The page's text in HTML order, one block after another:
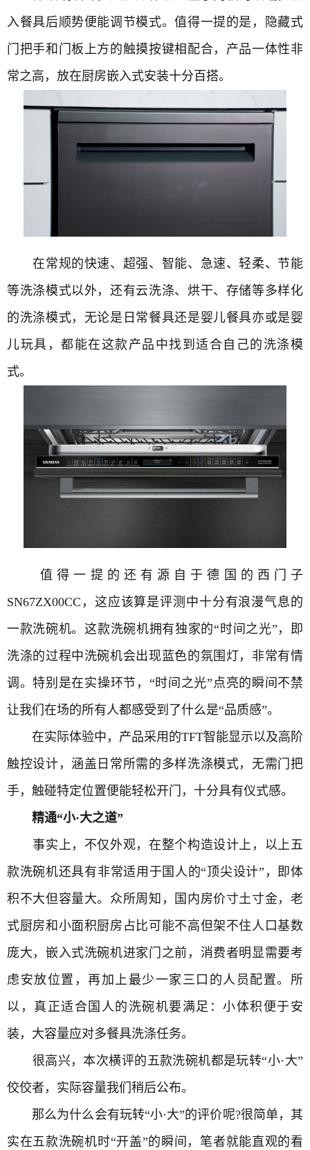
入餐具后顺势便能调节模式。值得一提的是，隐藏式
门把手和门板上方的触摸按键相配合，产品一体性非
常之高，放在厨房嵌入式安装十分百搭。
在常规的快速、超强、智能、急速、轻柔、节能
等洗涤模式以外，还有云洗涤、烘干、存储等多样化
的洗涤模式，无论是日常餐具还是婴儿餐具亦或是婴
儿玩具，都能在这款产品中找到适合自己的洗涤模
式。
值得一提的还有源自于德国的西门子
SN67ZX00CC，这应该算是评测中十分有浪漫气息的
一款洗碗机。这款洗碗机拥有独家的“时间之光”，即
洗涤的过程中洗碗机会出现蓝色的氛围灯，非常有情
调。特别是在实操环节，“时间之光”点亮的瞬间不禁
让我们在场的所有人都感受到了什么是“品质感”。
在实际体验中，产品采用的TFT智能显示以及高阶
触控设计，涵盖日常所需的多样洗涤模式，无需门把
手，触碰特定位置便能轻松开门，十分具有仪式感。
精通“小·大之道”
事实上，不仅外观，在整个构造设计上，以上五
款洗碗机还具有非常适用于国人的“顶尖设计”，即体
积不大但容量大。众所周知，国内房价寸土寸金，老
式厨房和小面积厨房占比可能不高但架不住人口基数
庞大，嵌入式洗碗机进家门之前，消费者明显需要考
虑安放位置，再加上最少一家三口的人员配置。所
以，真正适合国人的洗碗机要满足：小体积便于安
装，大容量应对多餐具洗涤任务。
很高兴，本次横评的五款洗碗机都是玩转“小·大”
佼佼者，实际容量我们稍后公布。
那么为什么会有玩转“小·大”的评价呢?很简单，其
实在五款洗碗机时“开盖”的瞬间，笔者就能直观的看